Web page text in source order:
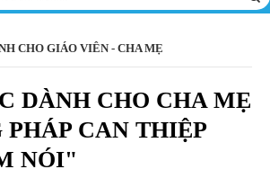
CHO GIÁO VIÊN - CHA MẸ
DÀNH CHO CHA MẸ
PHÁP CAN THIỆP
NÓI"